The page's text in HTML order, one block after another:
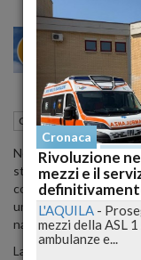
MILANO
Cronaca Termoli (CB)
Nel pomeriggio di ieri,
stata condotta dalla
coste di Termoli. Il
una turista tedesca a
navigante a circa 40
La donna, colpita da
Cronaca
Rivoluzione
mezzi e il
L'AQUILA -
mezzi della ASL
ambulanze e...